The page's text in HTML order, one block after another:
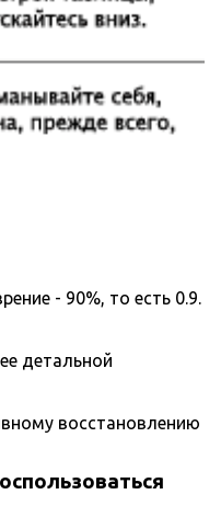
- 90%, то есть 0.9.
детальной
восстановлению